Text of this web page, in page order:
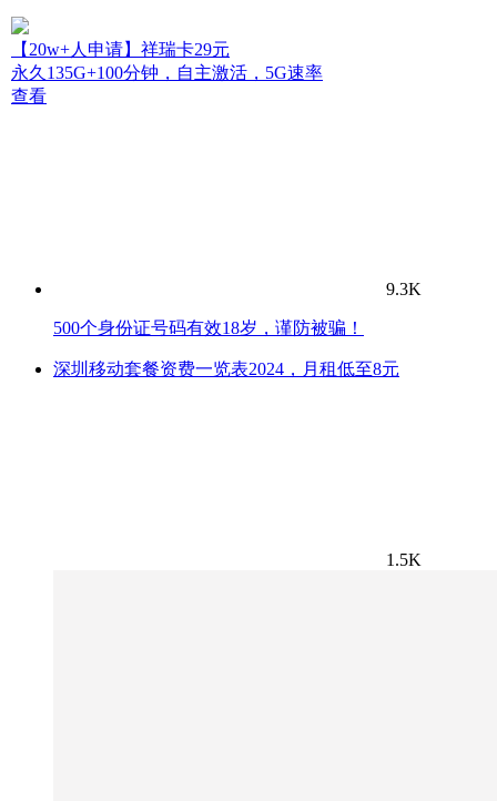
【20w+人申请】祥瑞卡29元
永久135G+100分钟，自主激活，5G速率
查看
9.3K
500个身份证号码有效18岁，谨防被骗！
深圳移动套餐资费一览表2024，月租低至8元
1.5K